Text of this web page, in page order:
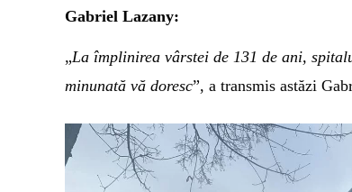
Gabriel Lazany:
„La împlinirea vârstei de 131 de ani,
minunată vă doresc”, a transmis astăzi